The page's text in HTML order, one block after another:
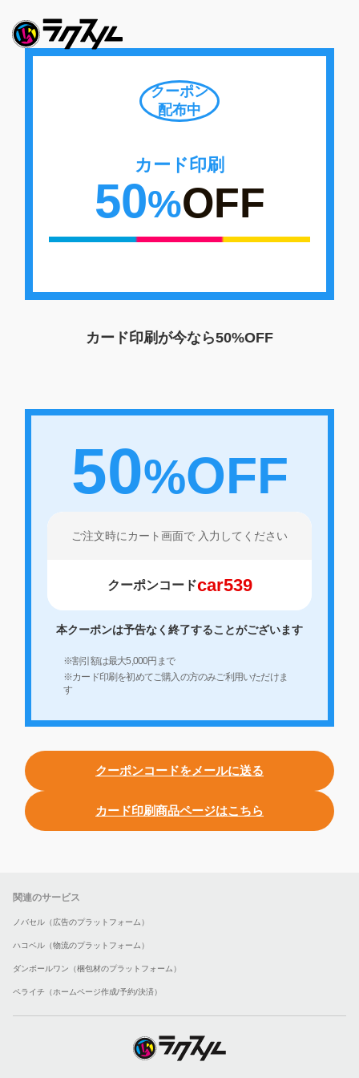
クーポン
配布中
カード印刷
50%OFF
カード印刷が今なら50%OFF
50%OFF
ご注文時にカート画面で 入力してください
クーポンコードcar539
本クーポンは予告なく終了することがございます
※割引額は最大5,000円まで
※カード印刷を初めてご購入の方のみご利用いただけま
す
クーポンコードをメールに送る
カード印刷商品ページはこちら
関連のサービス
ノバセル（広告のプラットフォーム）
ハコベル（物流のプラットフォーム）
ダンボールワン（梱包材のプラットフォーム）
ペライチ（ホームページ作成/予約/決済）